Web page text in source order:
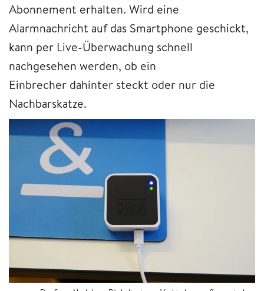
Abonnement erhalten. Wird eine
Alarmnachricht auf das Smartphone geschickt,
kann per Live-Überwachung schnell
nachgesehen werden, ob ein
Einbrecher dahinter steckt oder nur die
Nachbarskatze.